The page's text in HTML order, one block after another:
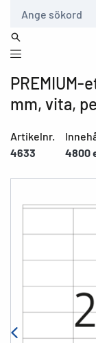
PREMIUM-
mm, vita,
Artikelnr.
4633
4800